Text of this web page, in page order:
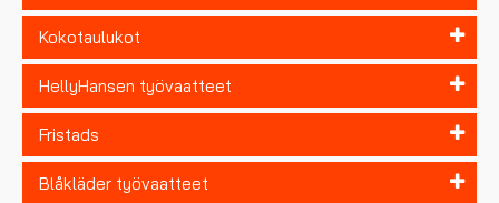
Kokotaulukot
HellyHansen työvaatteet
Fristads
Blåkläder työvaatteet